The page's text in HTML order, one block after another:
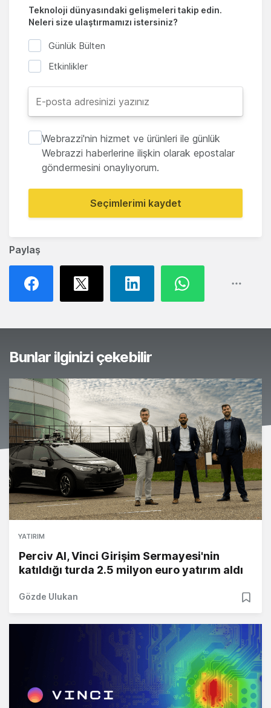
Paylaş
Teknoloji dünyasındaki gelişmeleri takip edin.
Neleri size ulaştırmamızı istersiniz?
Günlük Bülten
Etkinlikler
Webrazzi'nin hizmet ve ürünleri ile günlük
Webrazzi haberlerine ilişkin olarak epostalar
göndermesini onaylıyorum.
Seçimlerimi kaydet
Bunlar ilginizi çekebilir
YATIRIM
Perciv AI, Vinci Girişim Sermayesi'nin
katıldığı turda 2.5 milyon euro yatırım aldı
Gözde Ulukan